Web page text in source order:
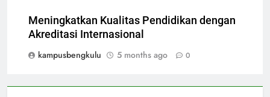
Meningkatkan Kualitas Pendidikan dengan
Akreditasi Internasional
kampusbengkulu
5 months ago 0